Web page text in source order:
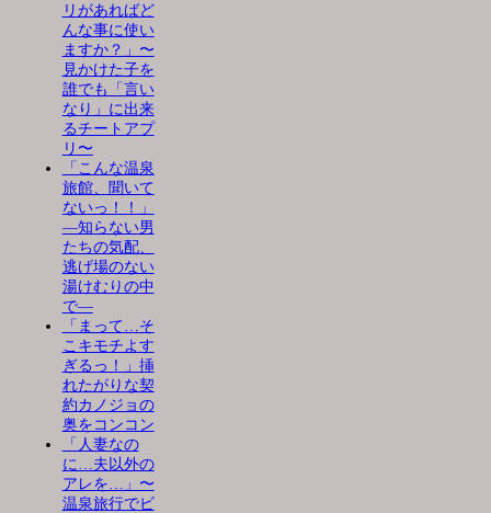
リがあればど
んな事に使い
ますか？」〜
見かけた子を
誰でも「言い
なり」に出来
るチートアプ
リ〜
「こんな温泉
旅館、聞いて
ないっ！！」
―知らない男
たちの気配、
逃げ場のない
湯けむりの中
で―
「まって…そ
こキモチよす
ぎるっ！」挿
れたがりな契
約カノジョの
奥をコンコン
「人妻なの
に…夫以外の
アレを…」〜
温泉旅行でビ